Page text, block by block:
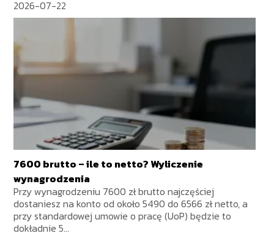
2026-07-22
7600 brutto – ile to netto? Wyliczenie
wynagrodzenia
Przy wynagrodzeniu 7600 zł brutto najczęściej
dostaniesz na konto od około 5490 do 6566 zł netto, a
przy standardowej umowie o pracę (UoP) będzie to
dokładnie 5...